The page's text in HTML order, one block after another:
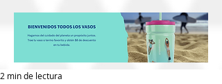
2 min de lectura